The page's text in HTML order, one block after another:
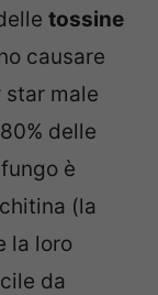
tossine
causare
male
delle
è
(la
la loro
da